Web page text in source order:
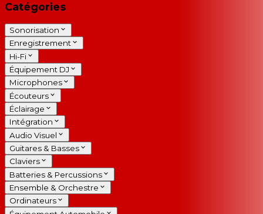
Catégories
Sonorisation
Enregistrement
Hi-Fi
Équipement DJ
Microphones
Écouteurs
Éclairage
Intégration
Audio Visuel
Guitares & Basses
Claviers
Batteries & Percussions
Ensemble & Orchestre
Ordinateurs